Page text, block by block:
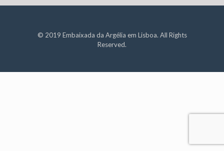
© 2019 Embaixada da Argélia em Lisboa. All Rights
Reserved.